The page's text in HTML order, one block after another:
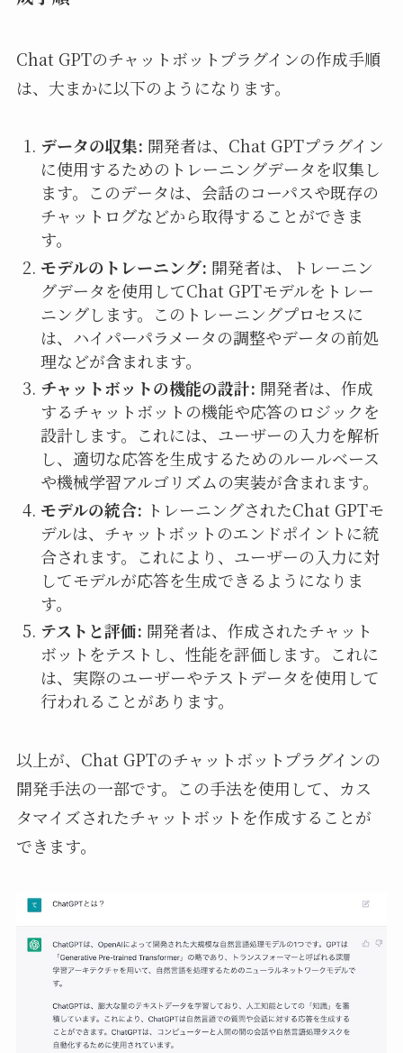
Chat GPTのチャットボットプラグインの作成手順
は、大まかに以下のようになります。
データの収集: 開発者は、Chat GPTプラグイン
に使用するためのトレーニングデータを収集し
ます。このデータは、会話のコーパスや既存の
チャットログなどから取得することができま
す。
モデルのトレーニング: 開発者は、トレーニン
グデータを使用してChat GPTモデルをトレー
ニングします。このトレーニングプロセスに
は、ハイパーパラメータの調整やデータの前処
理などが含まれます。
チャットボットの機能の設計: 開発者は、作成
するチャットボットの機能や応答のロジックを
設計します。これには、ユーザーの入力を解析
し、適切な応答を生成するためのルールベース
や機械学習アルゴリズムの実装が含まれます。
モデルの統合: トレーニングされたChat GPTモ
デルは、チャットボットのエンドポイントに統
合されます。これにより、ユーザーの入力に対
してモデルが応答を生成できるようになりま
す。
テストと評価: 開発者は、作成されたチャット
ボットをテストし、性能を評価します。これに
は、実際のユーザーやテストデータを使用して
行われることがあります。
以上が、Chat GPTのチャットボットプラグインの
開発手法の一部です。この手法を使用して、カス
タマイズされたチャットボットを作成することが
できます。